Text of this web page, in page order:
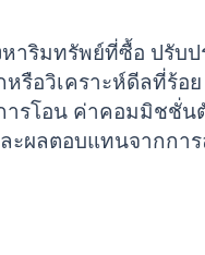
าริมทรัพย์ที่ซื้อ ปรับป
รือวิเคราะห์ดีลที่ร้อย
ารโอน ค่าคอมมิชชั่น
ะผลตอบแทนจากกา